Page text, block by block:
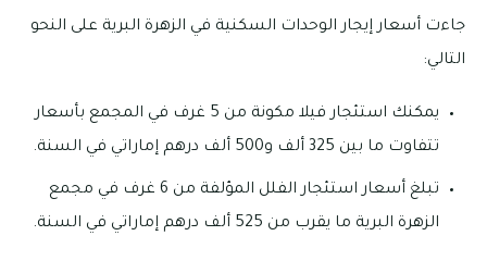
جاءت أسعار إيجار الوحدات السكنية في الزهرة البرية على النحو
التالي:
يمكنك استئجار فيلا مكونة من 5 غرف في المجمع بأسعار
تتفاوت ما بين 325 ألف و500 ألف درهم إماراتي في السنة.
تبلغ أسعار استئجار الفلل المؤلفة من 6 غرف في مجمع
الزهرة البرية ما يقرب من 525 ألف درهم إماراتي في السنة.